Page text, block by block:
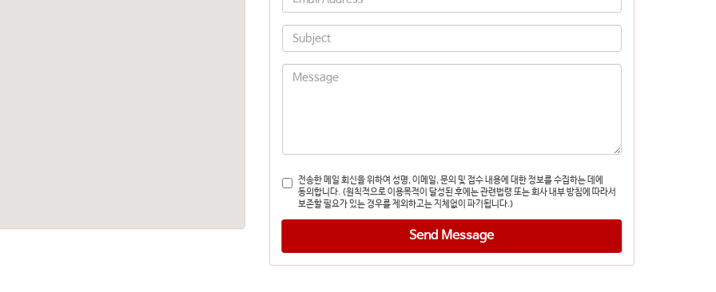
전송한 메일 회신을 위하여 성명, 이메일, 문의 및 접수 내용에 대한 정보를 수집하는 데에
동의합니다. (원칙적으로 이용목적이 달성된 후에는 관련법령 또는 회사 내부 방침에 따라서
보존할 필요가 있는 경우를 제외하고는 지체없이 파기됩니다.)